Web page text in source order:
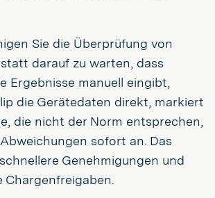
Sie die Überprüfung von
darauf zu warten, dass
Ergebnisse manuell eingibt,
die Gerätedaten direkt, markiert
die nicht der Norm entsprechen,
sofort an. Das
Genehmigungen und
Chargenfreigaben.